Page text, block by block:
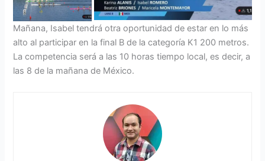
Mañana, Isabel tendrá otra oportunidad de estar en lo más
alto al participar en la final B de la categoría K1 200 metros.
La competencia será a las 10 horas tiempo local, es decir, a
las 8 de la mañana de México.